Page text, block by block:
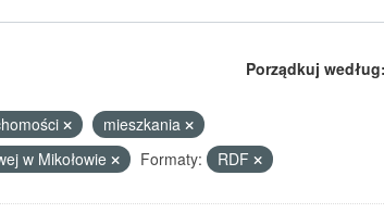
Porządkuj według
mieszkania
w Mikołowie Formaty: RDF